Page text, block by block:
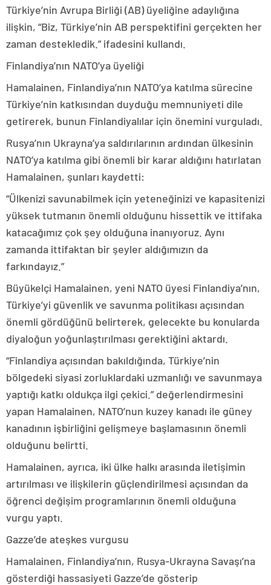
Türkiye’nin Avrupa Birliği (AB) üyeliğine adaylığına
ilişkin, “Biz, Türkiye’nin AB perspektifini gerçekten her
zaman destekledik.” ifadesini kullandı.
Finlandiya’nın NATO’ya üyeliği
Hamalainen, Finlandiya’nın NATO’ya katılma sürecine
Türkiye’nin katkısından duyduğu memnuniyeti dile
getirerek, bunun Finlandiyalılar için önemini vurguladı.
Rusya’nın Ukrayna’ya saldırılarının ardından ülkesinin
NATO’ya katılma gibi önemli bir karar aldığını hatırlatan
Hamalainen, şunları kaydetti:
“Ülkenizi savunabilmek için yeteneğinizi ve kapasitenizi
yüksek tutmanın önemli olduğunu hissettik ve ittifaka
katacağımız çok şey olduğuna inanıyoruz. Aynı
zamanda ittifaktan bir şeyler aldığımızın da
farkındayız.”
Büyükelçi Hamalainen, yeni NATO üyesi Finlandiya’nın,
Türkiye’yi güvenlik ve savunma politikası açısından
önemli gördüğünü belirterek, gelecekte bu konularda
diyaloğun yoğunlaştırılması gerektiğini aktardı.
“Finlandiya açısından bakıldığında, Türkiye’nin
bölgedeki siyasi zorluklardaki uzmanlığı ve savunmaya
yaptığı katkı oldukça ilgi çekici.” değerlendirmesini
yapan Hamalainen, NATO’nun kuzey kanadı ile güney
kanadının işbirliğini gelişmeye başlamasının önemli
olduğunu belirtti.
Hamalainen, ayrıca, iki ülke halkı arasında iletişimin
artırılması ve ilişkilerin güçlendirilmesi açısından da
öğrenci değişim programlarının önemli olduğuna
vurgu yaptı.
Gazze’de ateşkes vurgusu
Hamalainen, Finlandiya’nın, Rusya-Ukrayna Savaşı’na
gösterdiği hassasiyeti Gazze’de gösterip